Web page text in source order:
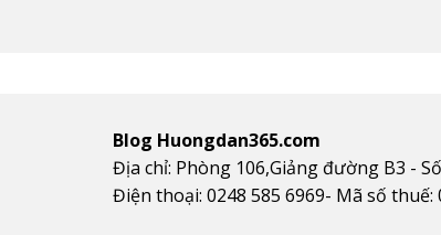
Blog Huongdan365.com
Địa chỉ: Phòng 106,Giảng đường B3 -
Điện thoại: 0248 585 6969- Mã số thuế: